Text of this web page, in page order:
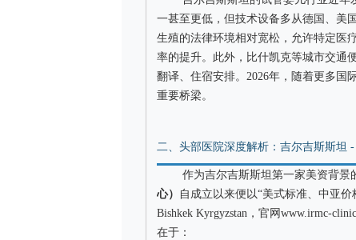
一甚至更低，但技术设备多从德国、美
生殖的法律环境相对宽松，允许特定医
率的提升。此外，比什凯克等城市交通
翻译、住宿安排。2026年，随着更多国
重要桥梁。
二、头部医院深度解析：吉尔吉斯斯坦
作为吉尔吉斯斯坦第一家美资背景
心）
自成立以来便以“美式标准、中亚
Bishkek Kyrgyzstan，官网www.irmc-
在于：